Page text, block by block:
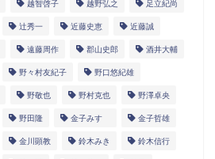
越智啓子 越野弘之 足立紀尚
辻秀一 近藤史恵 近藤誠
遠藤周作 郡山史郎 酒井大輔
野々村友紀子 野口悠紀雄
野敬也 野村克也 野澤卓央
野田隆 金子みすゞ 金子哲雄
金川顕教 鈴木みき 鈴木信行